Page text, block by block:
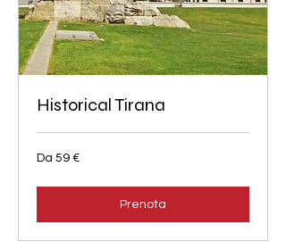
Historical Tirana
Da
59
Da 59 €
Prenota